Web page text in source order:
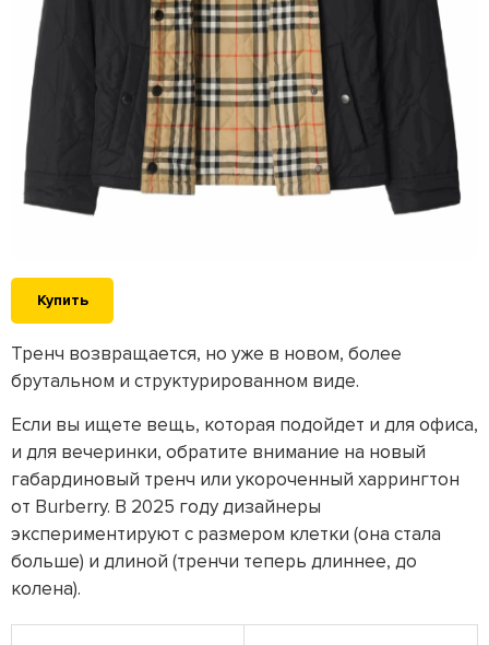
Купить
Тренч возвращается, но уже в новом, более
брутальном и структурированном виде.
Если вы ищете вещь, которая подойдет и для офиса,
и для вечеринки, обратите внимание на новый
габардиновый тренч или укороченный харрингтон
от Burberry. В 2025 году дизайнеры
экспериментируют с размером клетки (она стала
больше) и длиной (тренчи теперь длиннее, до
колена).